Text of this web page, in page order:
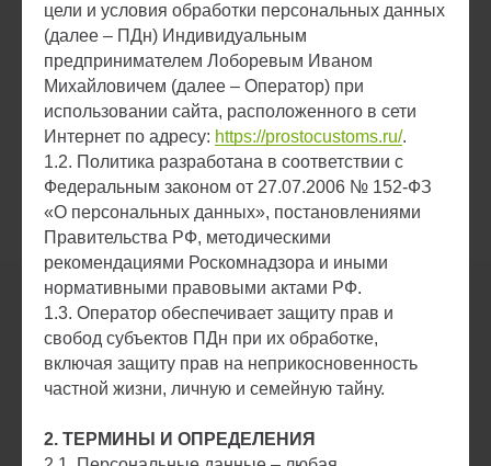
цели и условия обработки персональных данных
(далее – ПДн) Индивидуальным
предпринимателем Лоборевым Иваном
Михайловичем (далее – Оператор) при
использовании сайта, расположенного в сети
Интернет по адресу: https://prostocustoms.ru/.
1.2. Политика разработана в соответствии с
Федеральным законом от 27.07.2006 № 152-ФЗ
«О персональных данных», постановлениями
Правительства РФ, методическими
рекомендациями Роскомнадзора и иными
нормативными правовыми актами РФ.
1.3. Оператор обеспечивает защиту прав и
свобод субъектов ПДн при их обработке,
включая защиту прав на неприкосновенность
частной жизни, личную и семейную тайну.
2. ТЕРМИНЫ И ОПРЕДЕЛЕНИЯ